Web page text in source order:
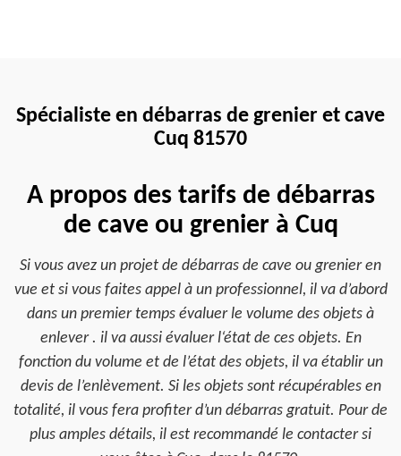
Spécialiste en débarras de grenier et cave
Cuq 81570
A propos des tarifs de débarras
de cave ou grenier à Cuq
Si vous avez un projet de débarras de cave ou grenier en
vue et si vous faites appel à un professionnel, il va d’abord
dans un premier temps évaluer le volume des objets à
enlever . il va aussi évaluer l‘état de ces objets. En
fonction du volume et de l’état des objets, il va établir un
devis de l’enlèvement. Si les objets sont récupérables en
totalité, il vous fera profiter d’un débarras gratuit. Pour de
plus amples détails, il est recommandé le contacter si